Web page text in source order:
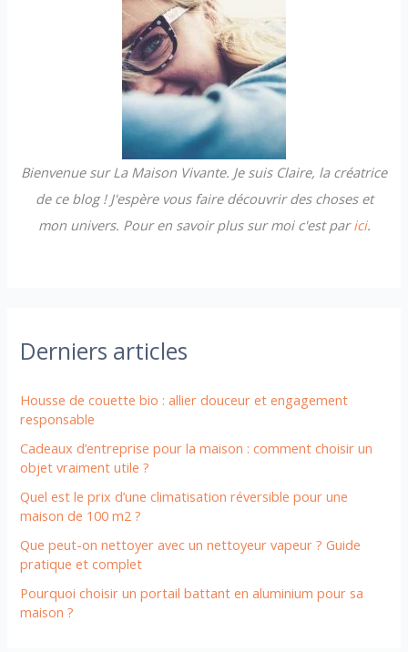
:Bienvenue sur La Maison Vivante. Je suis Claire, la créatrice
de ce blog ! J'espère vous faire découvrir des choses et
mon univers. Pour en savoir plus sur moi c'est parici.
Derniers articles
Housse de couette bio : allier douceur et engagement
responsable
Cadeaux d’entreprise pour la maison : comment choisir un
objet vraiment utile ?
Quel est le prix d’une climatisation réversible pour une
maison de 100 m2 ?
Que peut-on nettoyer avec un nettoyeur vapeur ? Guide
pratique et complet
Pourquoi choisir un portail battant en aluminium pour sa
maison ?